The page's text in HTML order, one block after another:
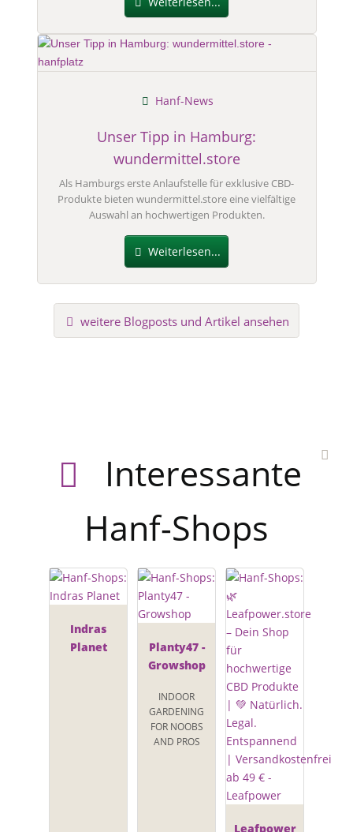
Unser Tipp in Hamburg:
wundermittel.store
Hanf-News
Als Hamburgs erste Anlaufstelle für exklusive CBD-
Produkte bieten wundermittel.store eine vielfältige
Auswahl an hochwertigen Produkten.
Weiterlesen...
weitere Blogposts und Artikel ansehen
Interessante
Hanf-Shops
Indras
Planet
Planty47 -
Growshop
INDOOR
GARDENING
FOR NOOBS
AND PROS
Leafpower